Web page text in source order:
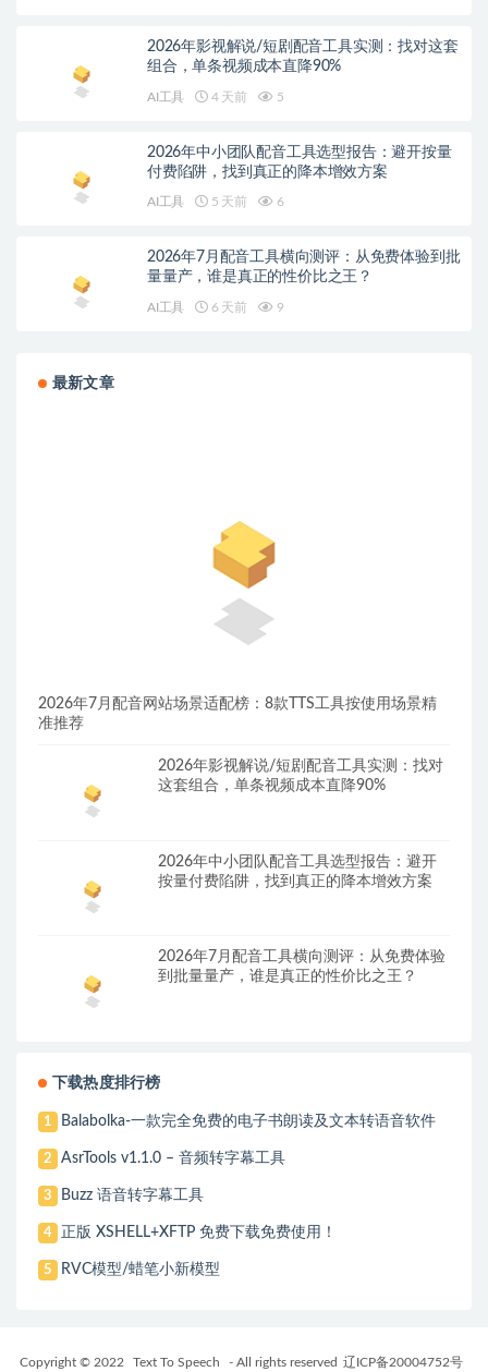
2026年影视解说/短剧配音工具实测：找对这套
组合，单条视频成本直降90%
AI工具 4 天前 5
2026年中小团队配音工具选型报告：避开按量
付费陷阱，找到真正的降本增效方案
AI工具 5 天前 6
2026年7月配音工具横向测评：从免费体验到批
量量产，谁是真正的性价比之王？
AI工具 6 天前 9
最新文章
2026年7月配音网站场景适配榜：8款TTS工具按使用场景精
准推荐
2026年影视解说/短剧配音工具实测：找对
这套组合，单条视频成本直降90%
2026年中小团队配音工具选型报告：避开
按量付费陷阱，找到真正的降本增效方案
2026年7月配音工具横向测评：从免费体验
到批量量产，谁是真正的性价比之王？
下载热度排行榜
1 Balabolka-一款完全免费的电子书朗读及文本转语音软件
2 AsrTools v1.1.0 – 音频转字幕工具
3 Buzz 语音转字幕工具
4 正版 XSHELL+XFTP 免费下载免费使用！
5 RVC模型/蜡笔小新模型
Copyright © 2022 Text To Speech - All rights reserved 辽ICP备20004752号